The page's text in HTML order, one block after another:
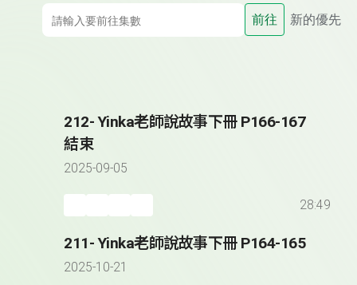
前往 新的優先
212- Yinka老師說故事下冊 P166-167
結束
2025-09-05
28:49
211- Yinka老師說故事下冊 P164-165
2025-10-21